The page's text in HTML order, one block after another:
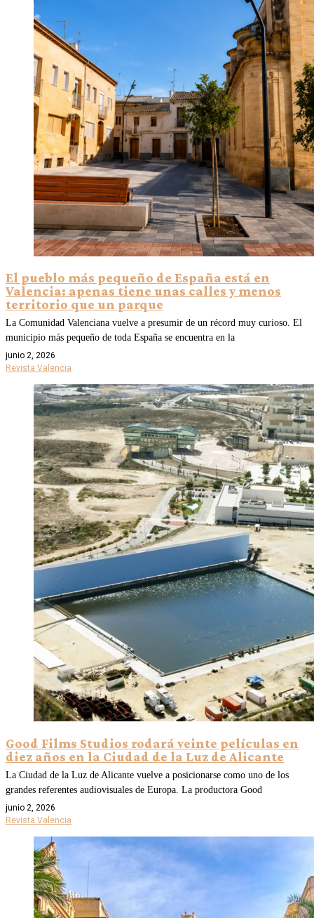
El pueblo más pequeño de España está en
Valencia: apenas tiene unas calles y menos
territorio que un parque
La Comunidad Valenciana vuelve a presumir de un récord muy curioso. El
municipio más pequeño de toda España se encuentra en la
junio 2, 2026
Revista Valencia
Good Films Studios rodará veinte películas en
diez años en la Ciudad de la Luz de Alicante
La Ciudad de la Luz de Alicante vuelve a posicionarse como uno de los
grandes referentes audiovisuales de Europa. La productora Good
junio 2, 2026
Revista Valencia